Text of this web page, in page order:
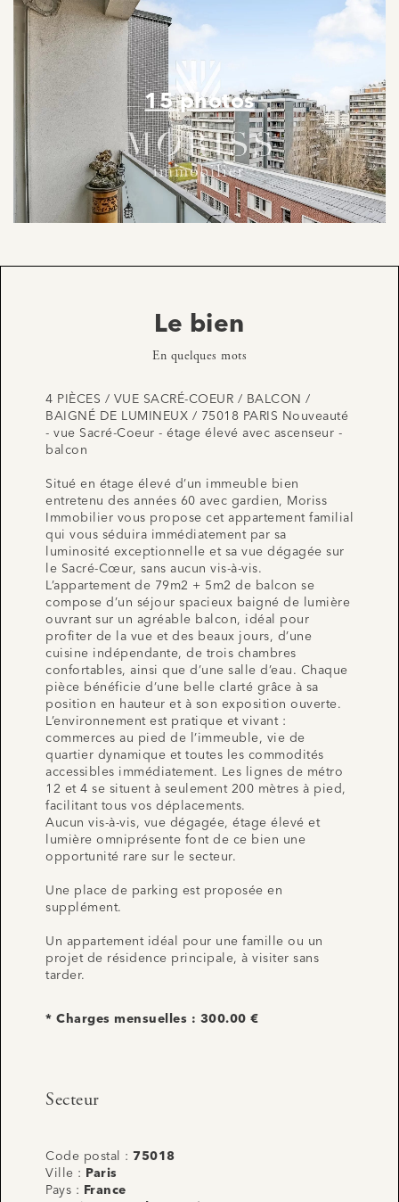
15 photos
Le bien
En quelques mots
4 PIÈCES / VUE SACRÉ-COEUR / BALCON /
BAIGNÉ DE LUMINEUX / 75018 PARIS Nouveauté
- vue Sacré-Coeur - étage élevé avec ascenseur -
balcon
Situé en étage élevé d’un immeuble bien
entretenu des années 60 avec gardien, Moriss
Immobilier vous propose cet appartement familial
qui vous séduira immédiatement par sa
luminosité exceptionnelle et sa vue dégagée sur
le Sacré-Cœur, sans aucun vis-à-vis.
L’appartement de 79m2 + 5m2 de balcon se
compose d’un séjour spacieux baigné de lumière
ouvrant sur un agréable balcon, idéal pour
profiter de la vue et des beaux jours, d’une
cuisine indépendante, de trois chambres
confortables, ainsi que d’une salle d’eau. Chaque
pièce bénéficie d’une belle clarté grâce à sa
position en hauteur et à son exposition ouverte.
L’environnement est pratique et vivant :
commerces au pied de l’immeuble, vie de
quartier dynamique et toutes les commodités
accessibles immédiatement. Les lignes de métro
12 et 4 se situent à seulement 200 mètres à pied,
facilitant tous vos déplacements.
Aucun vis-à-vis, vue dégagée, étage élevé et
lumière omniprésente font de ce bien une
opportunité rare sur le secteur.
Une place de parking est proposée en
supplément.
Un appartement idéal pour une famille ou un
projet de résidence principale, à visiter sans
tarder.
* Charges mensuelles : 300.00 €
Secteur
Code postal : 75018
Ville :
Paris
Pays :
France